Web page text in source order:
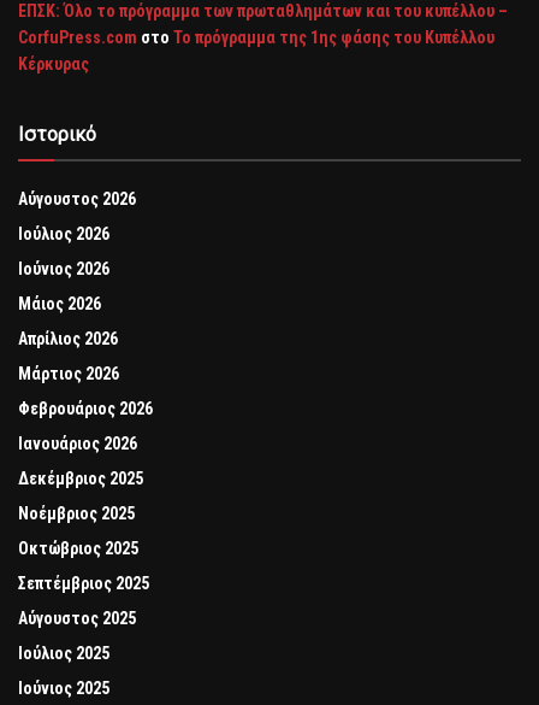
ΕΠΣΚ: Όλο το πρόγραμμα των πρωταθλημάτων και του κυπέλλου –
CorfuPress.com στο Το πρόγραμμα της 1ης φάσης του Κυπέλλου
Κέρκυρας
Ιστορικό
Αύγουστος 2026
Ιούλιος 2026
Ιούνιος 2026
Μάιος 2026
Απρίλιος 2026
Μάρτιος 2026
Φεβρουάριος 2026
Ιανουάριος 2026
Δεκέμβριος 2025
Νοέμβριος 2025
Οκτώβριος 2025
Σεπτέμβριος 2025
Αύγουστος 2025
Ιούλιος 2025
Ιούνιος 2025